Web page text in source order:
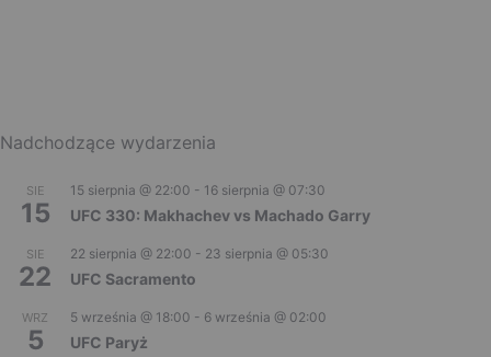
Nadchodzące wydarzenia
SIE
15
15 sierpnia @ 22:00 - 16 sierpnia @ 07:30
UFC 330: Makhachev vs Machado Garry
SIE
22
22 sierpnia @ 22:00 - 23 sierpnia @ 05:30
UFC Sacramento
WRZ
5
5 września @ 18:00 - 6 września @ 02:00
UFC Paryż